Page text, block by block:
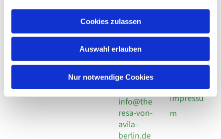
Cookies zulassen
Auswahl erlauben
Nur notwendige Cookies
Kirchengemeinde Pfarrei
Hl. Theresa von Avila Berlin
Nordost
Leitender Pfarrer - Norbert
Pomplun
13086 Berlin
Telefon
+49 30
924 64 28
30 924 54
18
E-Mail
info@the
resa-von-
avila-
berlin.de
Datensch
Datensch
Social
Impressu
m